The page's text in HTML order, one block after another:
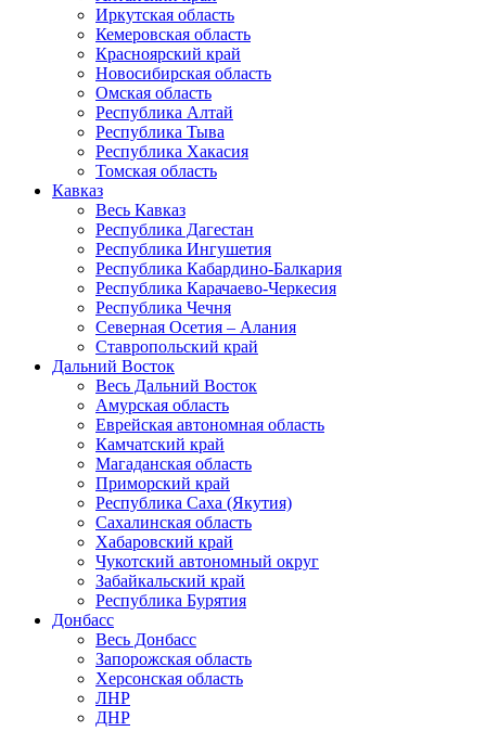
Иркутская область
Кемеровская область
Красноярский край
Новосибирская область
Омская область
Республика Алтай
Республика Тыва
Республика Хакасия
Томская область
Кавказ
Весь Кавказ
Республика Дагестан
Республика Ингушетия
Республика Кабардино-Балкария
Республика Карачаево-Черкесия
Республика Чечня
Северная Осетия – Алания
Ставропольский край
Дальний Восток
Весь Дальний Восток
Амурская область
Еврейская автономная область
Камчатский край
Магаданская область
Приморский край
Республика Саха (Якутия)
Сахалинская область
Хабаровский край
Чукотский автономный округ
Забайкальский край
Республика Бурятия
Донбасс
Весь Донбасс
Запорожская область
Херсонская область
ЛНР
ДНР